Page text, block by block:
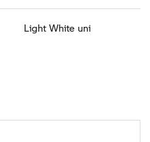
Light White uni